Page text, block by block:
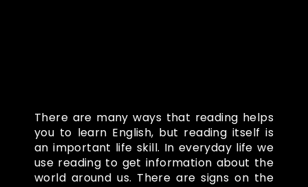
There are many ways that reading helps
you to learn English, but reading itself is
an important life skill. In everyday life we
use reading to get information about the
world around us. There are signs on the